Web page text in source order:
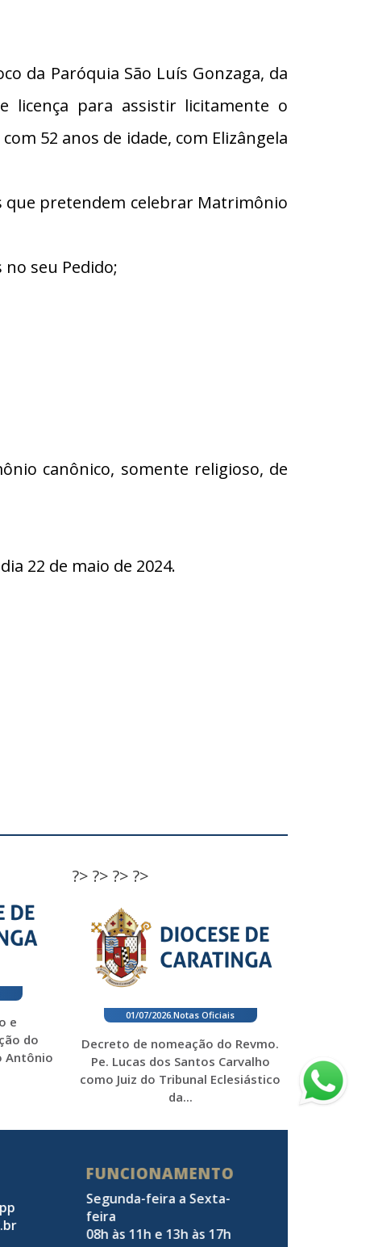
da Paróquia São Luís Gonzaga, da
licença para assistir licitamente o
52 anos de idade, com Elizângela
que pretendem celebrar Matrimônio
no seu Pedido;
canônico, somente religioso, de
22 de maio de 2024.
?> ?> ?>
e
do
Antônio
?>
01/07/2026.Notas Oficiais
Decreto de nomeação do Revmo.
Pe. Lucas dos Santos Carvalho
como Juiz do Tribunal Eclesiástico
da...
FUNCIONAMENTO
Segunda-feira a Sexta-
feira
08h às 11h e 13h às 17h